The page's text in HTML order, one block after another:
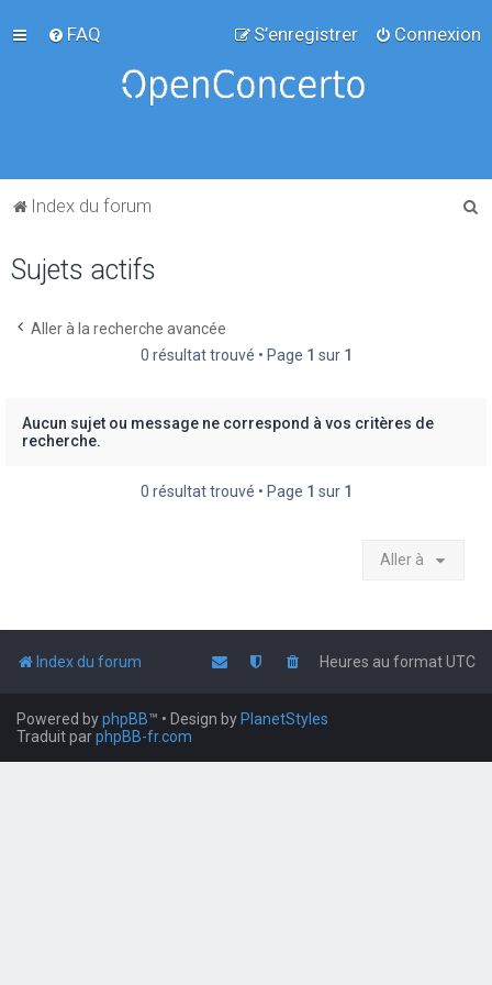
FAQ Connexion
S’enregistrer
Index du forum
Sujets actifs
Aller à la recherche avancée
0 résultat trouvé • Page 1 sur 1
Aucun sujet ou message ne correspond à vos critères de
recherche.
0 résultat trouvé • Page 1 sur 1
Aller à
Index du forum Heures au formatUTC
Powered byphpBB™ • Design by PlanetStyles
Traduit parphpBB-fr.com